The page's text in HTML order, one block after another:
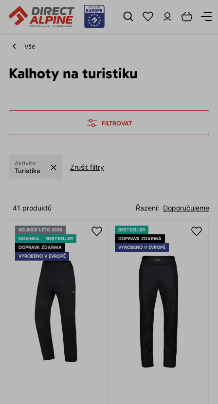
Vše
Kalhoty na turistiku
FILTROVAT
Aktivita:
Turistika Zrušit filtry
Doporučujeme
Řazení:
41 produktů
KOLEKCE LÉTO 2026
NOVINKA
BESTSELLER
DOPRAVA ZDARMA
VYROBENO V EVROPĚ
BESTSELLER
DOPRAVA ZDARMA
VYROBENO V EVROPĚ